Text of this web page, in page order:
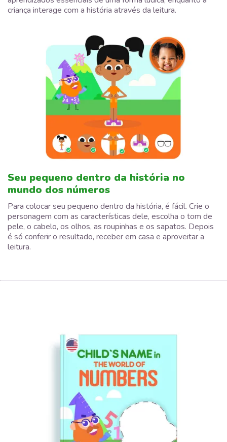
criança interage com a história através da leitura.
Seu pequeno dentro da história no
mundo dos números
Para colocar seu pequeno dentro da história, é fácil. Crie o
personagem com as características dele, escolha o tom de
pele, o cabelo, os olhos, as roupinhas e os sapatos. Depois
é só conferir o resultado, receber em casa e aproveitar a
leitura.